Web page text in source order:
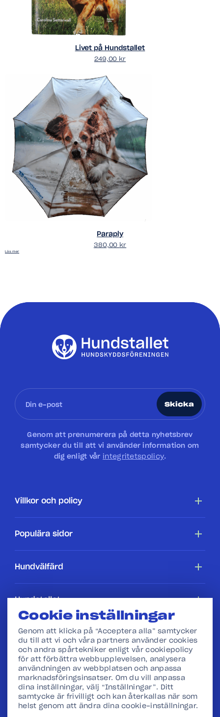
Cookie inställningar
Genom att klicka på “Acceptera alla” samtycker
du till att vi och våra partners använder cookies
och andra spårtekniker enligt vår cookiepolicy
för att förbättra webbupplevelsen, analysera
användningen av webbplatsen och anpassa
marknadsföringsinsatser. Om du vill anpassa
dina inställningar, välj “Inställningar”. Ditt
samtycke är frivilligt och kan återkallas när som
helst genom att ändra dina cookie-inställningar.
Livet på Hundstallet
249,00 kr
Paraply
380,00 kr
Läs mer
Skicka
Genom att prenumerera på detta nyhetsbrev
samtycker du till att vi använder information om
dig enligt vår integritetspolicy.
Villkor och policy
Tillgänglighetsredogörelse
Populära sidor
Hundar
Webbshop
Hundvälfärd
Hundars rättigheter
I skolan
Hundstallet
Press
Vår verksamhet
Stadgar och Redovisning
Hantera cookies